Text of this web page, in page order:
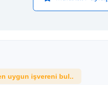
uygun işvereni bul..